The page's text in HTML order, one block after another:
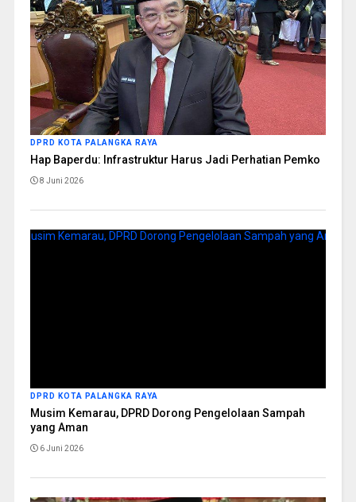
DPRD KOTA PALANGKA RAYA
Hap Baperdu: Infrastruktur Harus Jadi Perhatian Pemko
8 Juni 2026
DPRD KOTA PALANGKA RAYA
Musim Kemarau, DPRD Dorong Pengelolaan Sampah
yang Aman
6 Juni 2026